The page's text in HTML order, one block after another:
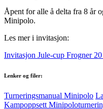
Åpent for alle å delta fra 8 år
Minipolo.
Les mer i invitasjon:
Invitasjon Jule-cup Frogner
Lenker og filer:
Turneringsmanual Minipolo
Kampoppsett